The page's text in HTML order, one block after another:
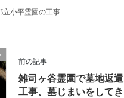
立小平霊園の工事
前の記事
雑司ヶ谷霊園で墓地返還
工事、墓じまいをしてき